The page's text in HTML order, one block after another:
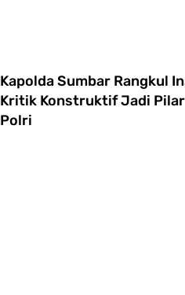
Kapolda Sumbar Rangkul
Kritik Konstruktif Jadi
Polri